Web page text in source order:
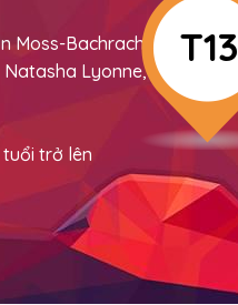
Moss-Bachrach,
Natasha Lyonne,
tuổi trở lên
T13